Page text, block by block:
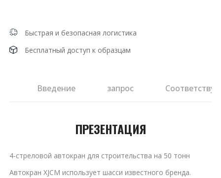
Быстрая и безопасная логистика
Бесплатный доступ к образцам
Введение запрос
ПРЕЗЕНТАЦИЯ
4-стреловой автокран для строительства на 50 тонн
Автокран XJCM использует шасси известного бренда.